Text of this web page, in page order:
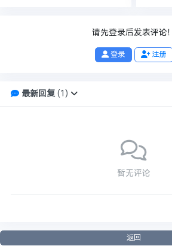
请先登录后发表评论！
登录 注册
最新回复( 1 )
暂无评论
返回